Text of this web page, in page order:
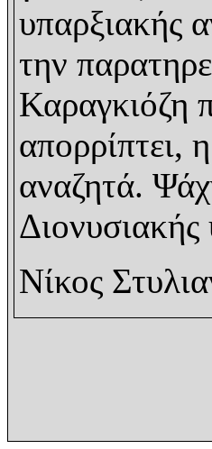
υπαρξιακής
την
Καραγκιόζη
απορρίπτει,
αναζητά.
Νίκος